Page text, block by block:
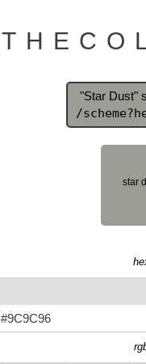
"Star Dust"
/
#9C9C96